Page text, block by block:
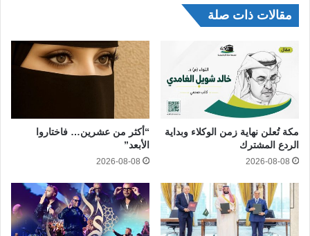
مقالات ذات صلة
مكة تُعلن نهاية زمن الوكلاء وبداية
الردع المشترك
2026-08-08
“أكثر من عشرين… فاختاروا
الأبعد”
2026-08-08